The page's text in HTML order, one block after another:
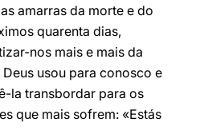
amarras da morte e do
quarenta dias,
nos mais e mais da
usou para conosco e
la transbordar para os
que mais sofrem: «Estás